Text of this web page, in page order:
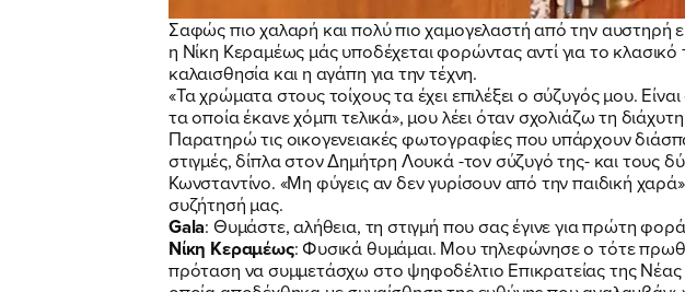
Σαφώς πιο χαλαρή και πολύ πιο χαμογελαστή από την αυστηρή
η Νίκη Κεραμέως μάς υποδέχεται φορώντας αντί για το κλασικό
καλαισθησία και η αγάπη για την τέχνη.
«Τα χρώματα στους τοίχους τα έχει επιλέξει ο σύζυγός μου.
τα οποία έκανε χόμπι τελικά», μου λέει όταν σχολιάζω τη
Παρατηρώ τις οικογενειακές φωτογραφίες που υπάρχουν
στιγμές, δίπλα στον Δημήτρη Λουκά -τον σύζυγό της- και τους
Κωνσταντίνο. «Μη φύγεις αν δεν γυρίσουν από την παιδική
συζήτησή μας.
Gala: Θυμάστε, αλήθεια, τη στιγμή που σας έγινε για πρώτη
Νίκη Κεραμέως: Φυσικά θυμάμαι. Μου τηλεφώνησε ο τότε
πρόταση να συμμετάσχω στο ψηφοδέλτιο Επικρατείας της